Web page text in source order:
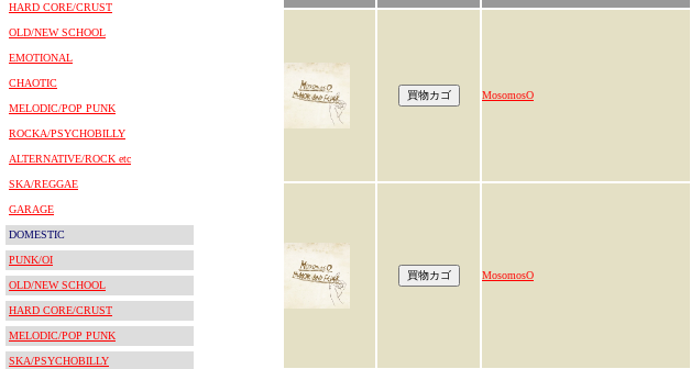
HARD CORE/CRUST
OLD/NEW SCHOOL
EMOTIONAL
CHAOTIC
MELODIC/POP PUNK
ROCKA/PSYCHOBILLY
ALTERNATIVE/ROCK etc
SKA/REGGAE
GARAGE
DOMESTIC
PUNK/OI
OLD/NEW SCHOOL
HARD CORE/CRUST
MELODIC/POP PUNK
SKA/PSYCHOBILLY
MosomosO
MosomosO